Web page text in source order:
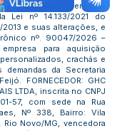
em cumprimento ao
nº 14.133/2021 do
e suas alterações, e
nº. 90047/2026 –
para aquisição
crachás e
da Secretaria
FORNECEDOR: GHC
LTDA, inscrita no CNPJ
57, com sede na Rua
Nº 338, Bairro: Vila
, Rio Novo/MG, vencedora